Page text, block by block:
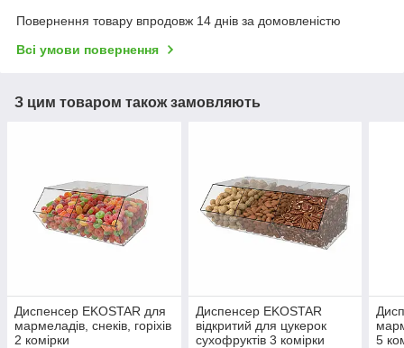
Повернення товару впродовж 14 днів за домовленістю
Всі умови повернення
З цим товаром також замовляють
Диспенсер EKOSTAR для
мармеладів, снеків, горіхів
2 комірки
Диспенсер EKOSTAR
відкритий для цукерок
сухофруктів 3 комірки
5